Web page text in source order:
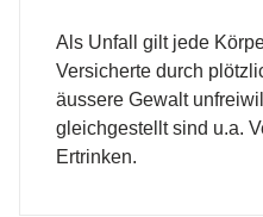
Als Unfall gilt jede
Versicherte durch
äussere Gewalt
gleichgestellt sind u.a.
Ertrinken.